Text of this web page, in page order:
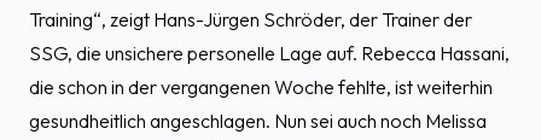
Training“, zeigt Hans-Jürgen Schröder, der Trainer der
SSG, die unsichere personelle Lage auf. Rebecca Hassani,
die schon in der vergangenen Woche fehlte, ist weiterhin
gesundheitlich angeschlagen. Nun sei auch noch Melissa